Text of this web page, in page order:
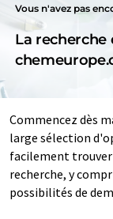
Vous n'avez pas
La recherche
Commencez dès
large sélection
facilement
recherche, y
possibilités de